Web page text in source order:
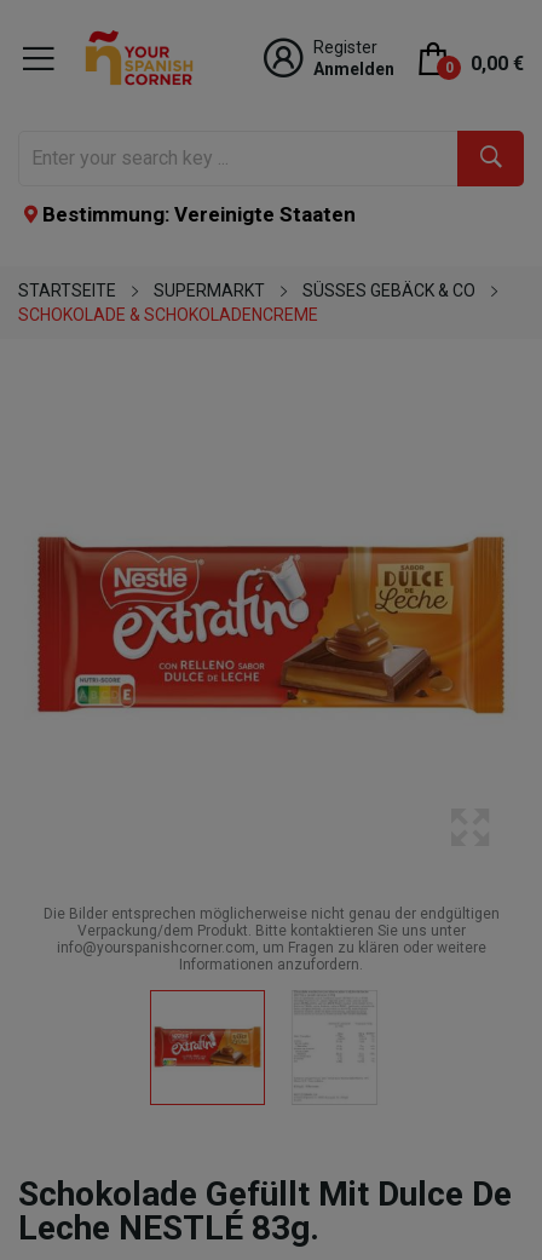
Register
Anmelden
0 0,00 €
Bestimmung: Vereinigte Staaten
STARTSEITE SUPERMARKT
SÜSSES GEBÄCK & CO
SCHOKOLADE & SCHOKOLADENCREME
Die Bilder entsprechen möglicherweise nicht genau der endgültigen
Verpackung/dem Produkt. Bitte kontaktieren Sie uns unter
info@yourspanishcorner.com, um Fragen zu klären oder weitere
Informationen anzufordern.
Schokolade Gefüllt Mit Dulce De
Leche NESTLÉ 83g.